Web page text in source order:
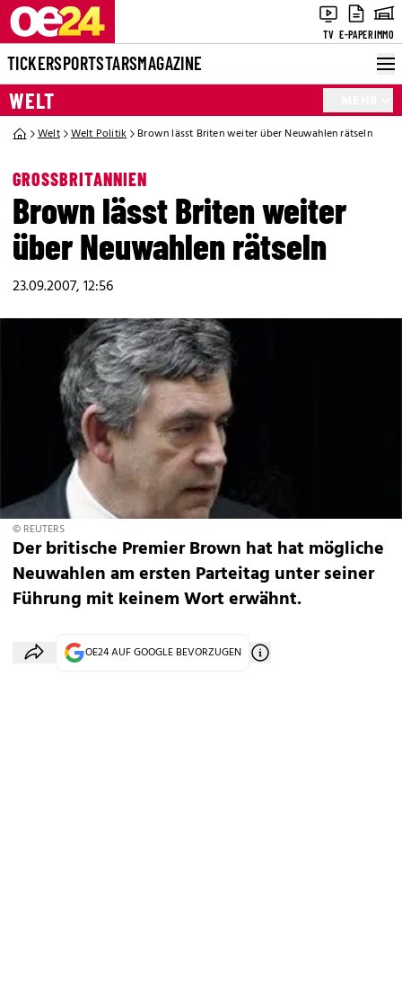
TV E-PAPERIMMO
TICKERSPORTSTARSMAGAZINE
WELT
Welt Welt Politik Brown lässt Briten weiter über Neuwahlen rätseln
GROSSBRITANNIEN
Brown lässt Briten weiter
über Neuwahlen rätseln
23.09.2007, 12:56
© REUTERS
Der britische Premier Brown hat hat mögliche
Neuwahlen am ersten Parteitag unter seiner
Führung mit keinem Wort erwähnt.
OE24 AUF GOOGLE BEVORZUGEN